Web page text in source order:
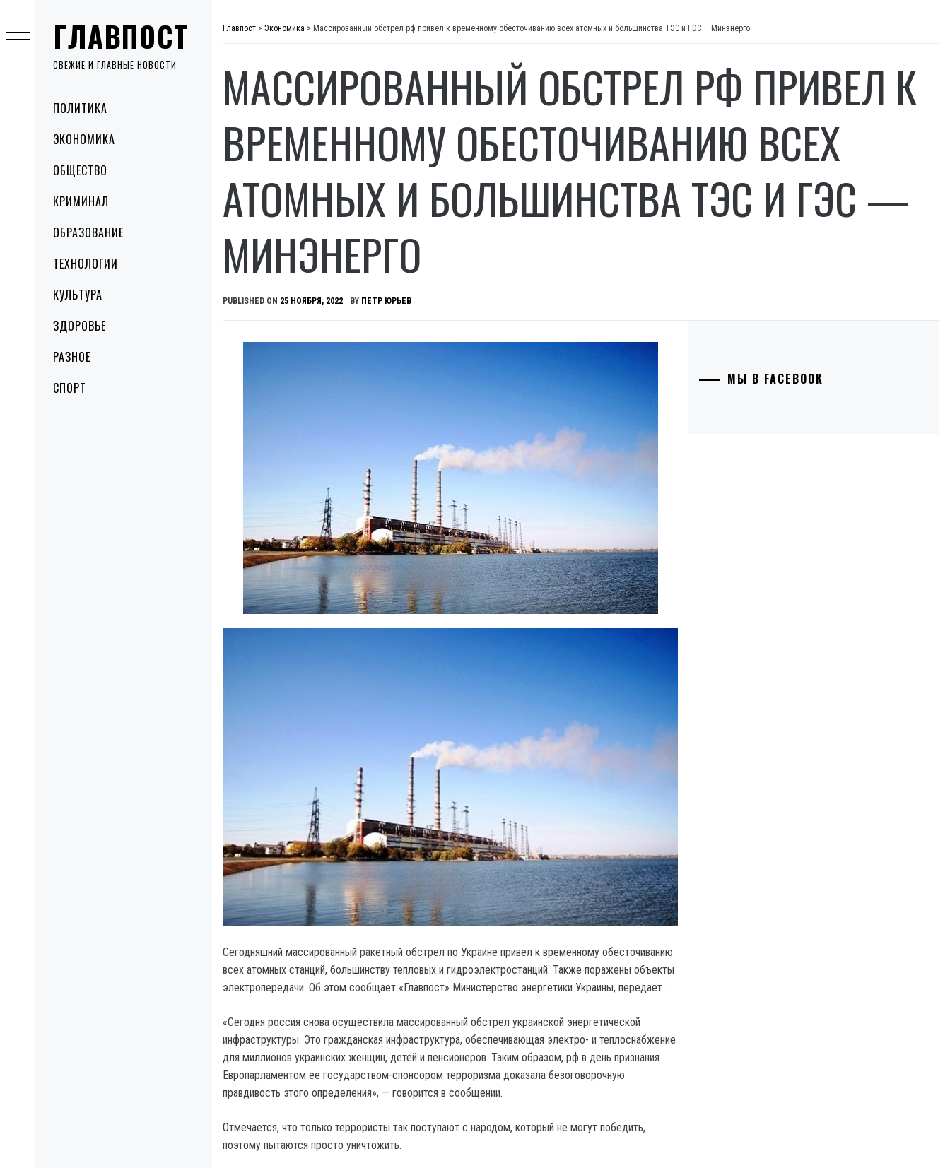
ГЛАВПОСТ
СВЕЖИЕ И ГЛАВНЫЕ НОВОСТИ
MenuПОЛИТИКА
ЭКОНОМИКА
ОБЩЕСТВО
КРИМИНАЛ
ОБРАЗОВАНИЕ
ТЕХНОЛОГИИ
КУЛЬТУРА
ЗДОРОВЬЕ
РАЗНОЕ
СПОРТ
to
content
Главпост > Экономика > Массированный обстрел рф привел к временному обесточиванию всех атомных и большинства ТЭС и ГЭС — Минэнерго
МАССИРОВАННЫЙ ОБСТРЕЛ РФ ПРИВЕЛ К
ВРЕМЕННОМУ ОБЕСТОЧИВАНИЮ ВСЕХ
АТОМНЫХ И БОЛЬШИНСТВА ТЭС И ГЭС —
МИНЭНЕРГО
PUBLISHED ON 25 НОЯБРЯ, 2022 BY ПЕТР ЮРЬЕВ
Сегодняшний массированный ракетный обстрел по Украине привел к временному обесточиванию
всех атомных станций, большинству тепловых и гидроэлектростанций. Также поражены объекты
электропередачи. Об этом сообщает «Главпост» Министерство энергетики Украины, передает .
«Сегодня россия снова осуществила массированный обстрел украинской энергетической
инфраструктуры. Это гражданская инфраструктура, обеспечивающая электро- и теплоснабжение
для миллионов украинских женщин, детей и пенсионеров. Таким образом, рф в день признания
Европарламентом ее государством-спонсором терроризма доказала безоговорочную
правдивость этого определения», — говорится в сообщении.
Отмечается, что только террористы так поступают с народом, который не могут победить,
поэтому пытаются просто уничтожить.
МЫ В FACEBOOK